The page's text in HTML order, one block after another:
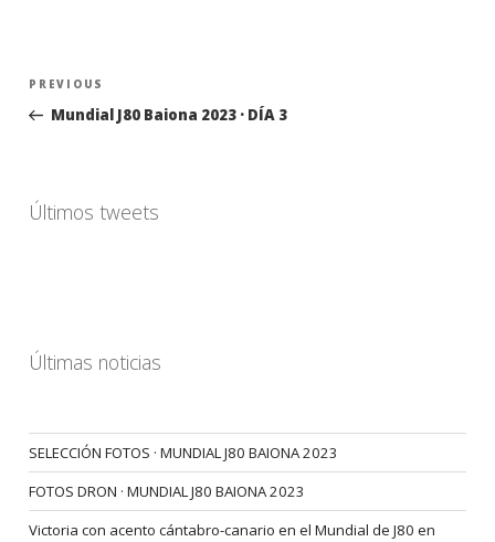
Navegación
entradas
Previous
Post
PREVIOUS
Mundial J80 Baiona 2023 · DÍA 3
Últimos tweets
Últimas noticias
SELECCIÓN FOTOS · MUNDIAL J80 BAIONA 2023
FOTOS DRON · MUNDIAL J80 BAIONA 2023
Victoria con acento cántabro-canario en el Mundial de J80 en